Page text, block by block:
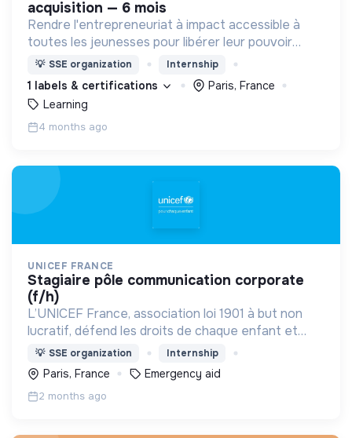
acquisition — 6 mois
Rendre l'entrepreneuriat à impact accessible à
toutes les jeunesses pour libérer leur pouvoir
d’agir
💡 SSE organization Internship
1 labels & certifications
Paris, France
Learning
4 months ago
UNICEF FRANCE
stagiaire pôle communication corporate
(f/h)
L’UNICEF France, association loi 1901 à but non
lucratif, défend les droits de chaque enfant et
adolescent d’où qu’il vienne.
💡 SSE organization Internship
Paris, France Emergency aid
2 months ago